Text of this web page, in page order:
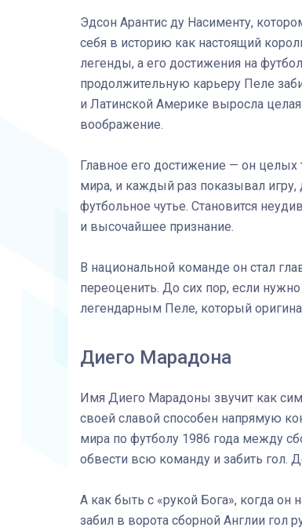
Эдсон Арантис ду Насименту,
себя в историю как настоящий
легенды, а его достижения на
продолжительную карьеру Пеле
и Латинской Америке выросла
воображение.
Главное его достижение — он
мира, и каждый раз показывал игру,
футбольное чутье. Становится
и высочайшее признание.
В национальной команде он стал
переоценить. До сих пор, если
легендарным Пеле, который
Диего Марадона
Имя Диего Марадоны звучит как
своей славой способен напрямую
мира по футболу 1986 года между
обвести всю команду и забить гол.
А как быть с «рукой Бога», когда он
забил в ворота сборной Англии гол